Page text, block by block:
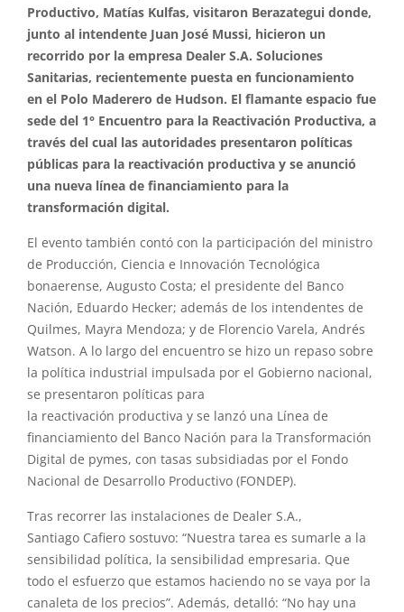
Productivo, Matías Kulfas, visitaron Berazategui donde,
junto al intendente Juan José Mussi, hicieron un
recorrido por la empresa Dealer S.A. Soluciones
Sanitarias, recientemente puesta en funcionamiento
en el Polo Maderero de Hudson. El flamante espacio fue
sede del 1° Encuentro para la Reactivación Productiva, a
través del cual las autoridades presentaron políticas
públicas para la reactivación productiva y se anunció
una nueva línea de financiamiento para la
transformación digital.
El evento también contó con la participación del ministro
de Producción, Ciencia e Innovación Tecnológica
bonaerense, Augusto Costa; el presidente del Banco
Nación, Eduardo Hecker; además de los intendentes de
Quilmes, Mayra Mendoza; y de Florencio Varela, Andrés
Watson. A lo largo del encuentro se hizo un repaso sobre
la política industrial impulsada por el Gobierno nacional,
se presentaron políticas para
la reactivación productiva y se lanzó una Línea de
financiamiento del Banco Nación para la Transformación
Digital de pymes, con tasas subsidiadas por el Fondo
Nacional de Desarrollo Productivo (FONDEP).
Tras recorrer las instalaciones de Dealer S.A.,
Santiago Cafiero sostuvo: “Nuestra tarea es sumarle a la
sensibilidad política, la sensibilidad empresaria. Que
todo el esfuerzo que estamos haciendo no se vaya por la
canaleta de los precios”. Además, detalló: “No hay una